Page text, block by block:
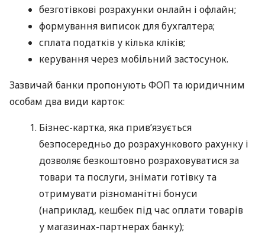
безготівкові розрахунки онлайн і офлайн;
формування виписок для бухгалтера;
сплата податків у кілька кліків;
керування через мобільний застосунок.
Зазвичай банки пропонують ФОП та юридичним
особам два види карток:
Бізнес-картка, яка прив’язується
безпосередньо до розрахункового рахунку і
дозволяє безкоштовно розраховуватися за
товари та послуги, знімати готівку та
отримувати різноманітні бонуси
(наприклад, кешбек під час оплати товарів
у магазинах-партнерах банку);